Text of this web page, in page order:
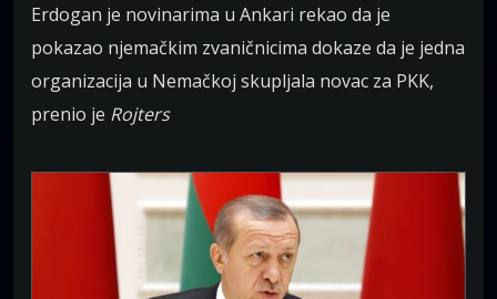
Erdogan je novinarima u Ankari rekao da je
pokazao njemačkim zvaničnicima dokaze da je jedna
organizacija u Nemačkoj skupljala novac za PKK,
prenio je Rojters